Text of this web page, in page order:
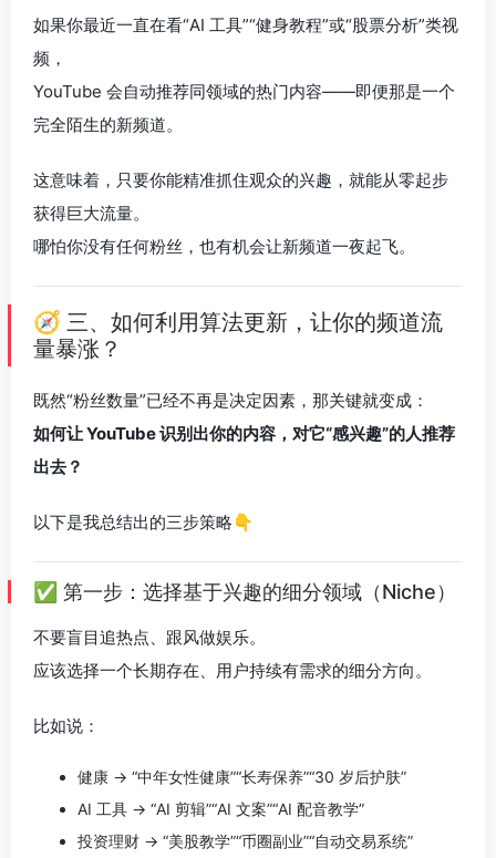
如果你最近一直在看“AI 工具”“健身教程”或“股票分析”类视
频，
YouTube 会自动推荐同领域的热门内容——即便那是一个
完全陌生的新频道。
这意味着，只要你能精准抓住观众的兴趣，就能从零起步
获得巨大流量。
哪怕你没有任何粉丝，也有机会让新频道一夜起飞。
🧭 三、如何利用算法更新，让你的频道流
量暴涨？
既然“粉丝数量”已经不再是决定因素，那关键就变成：
如何让 YouTube 识别出你的内容，对它“感兴趣”的人推荐
出去？
以下是我总结出的三步策略👇
✅ 第一步：选择基于兴趣的细分领域（Niche）
不要盲目追热点、跟风做娱乐。
应该选择一个长期存在、用户持续有需求的细分方向。
比如说：
健康 → “中年女性健康”“长寿保养”“30 岁后护肤”
AI 工具 → “AI 剪辑”“AI 文案”“AI 配音教学”
投资理财 → “美股教学”“币圈副业”“自动交易系统”